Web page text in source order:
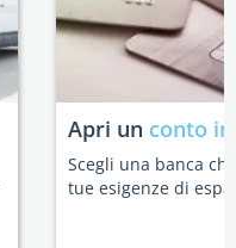
Apri un conto
Scegli una banca
tue esigenze di